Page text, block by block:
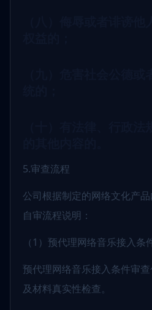
5.审查流程
公司根据制定的网络文化产
自审流程说明：
（1）预代理网络音乐接入条
预代理网络音乐接入条件审
及材料真实性检查。